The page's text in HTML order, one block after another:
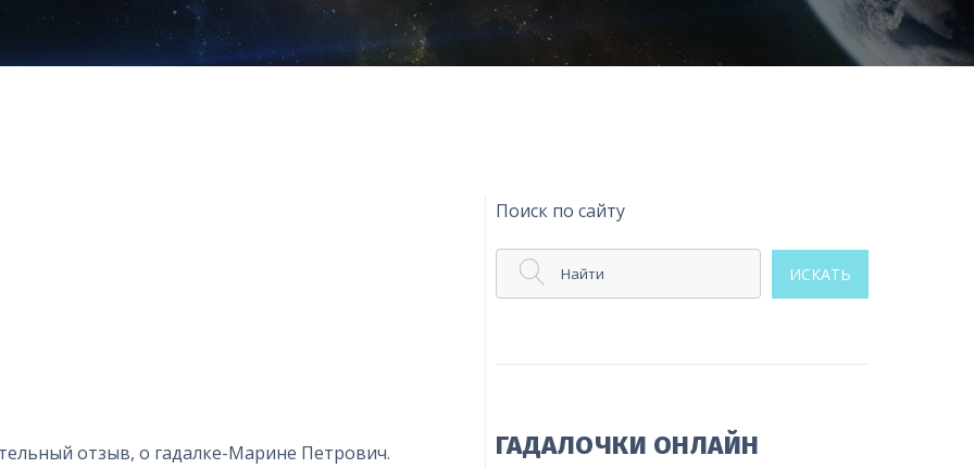
отзыв, о гадалке-Марине Петрович.
Поиск по сайту
Найти ИСКАТЬ
ГАДАЛОЧКИ ОНЛАЙН